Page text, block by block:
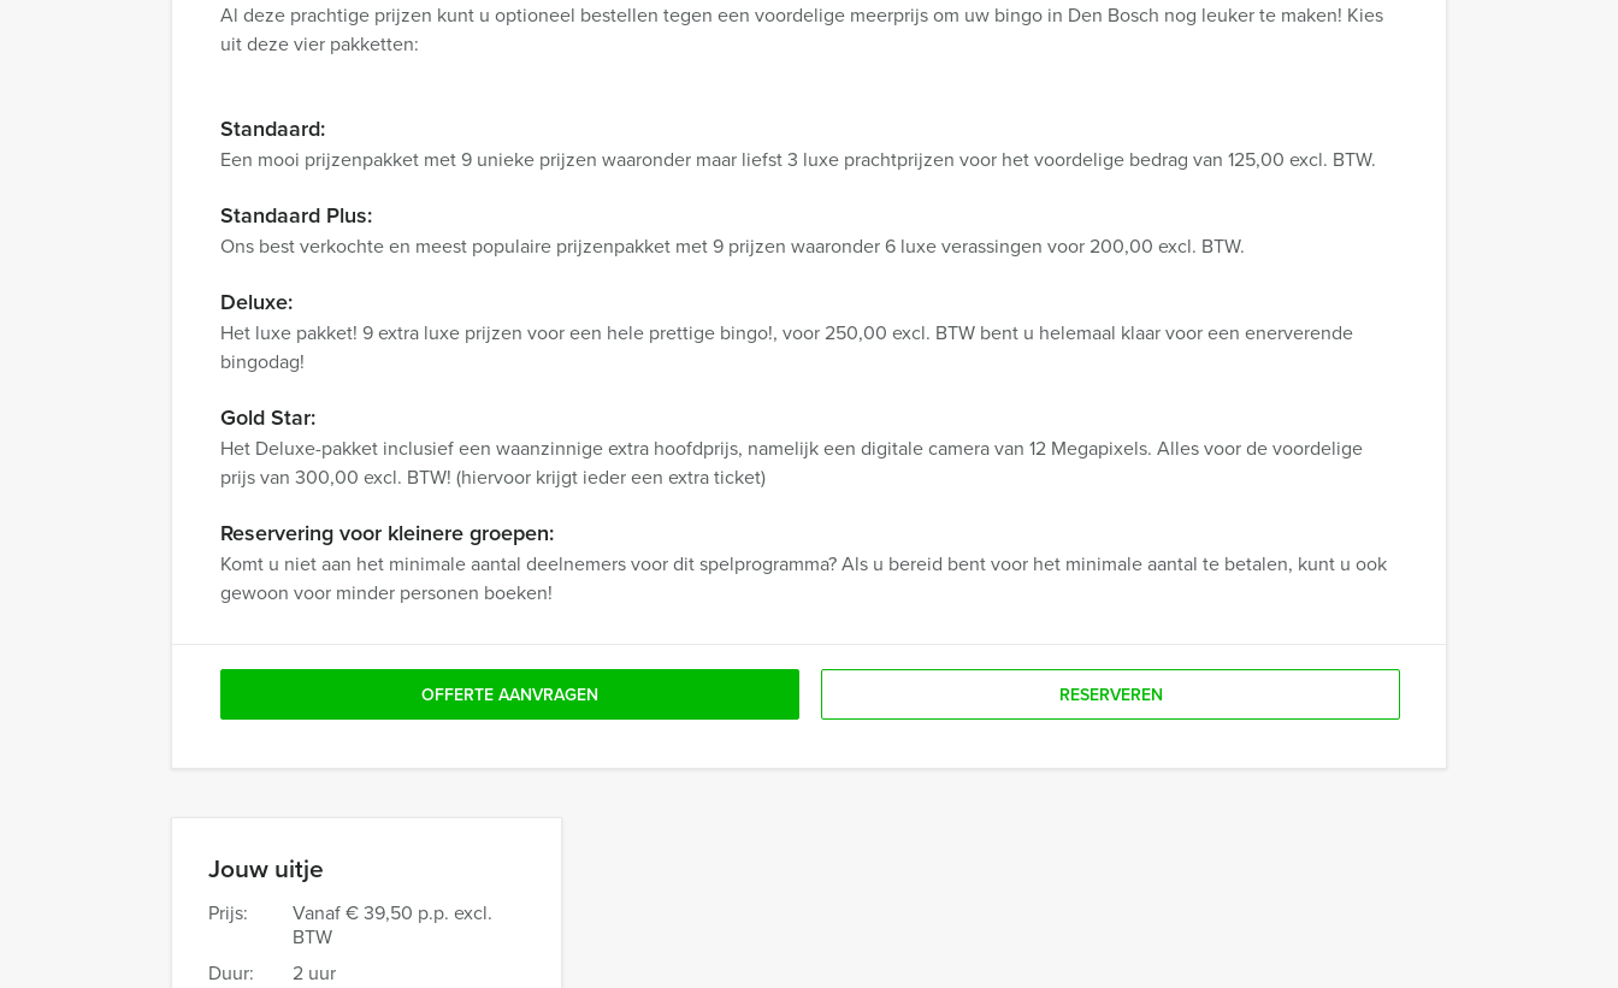
Jouw uitje
Prijs: Vanaf€ 39,50 p.p. excl.
BTW
Duur:
2 uur
Al deze prachtige prijzen kunt u optioneel bestellen tegen een voordelige meerprijs om uw bingo in Den Bosch nog leuker te maken! Kies
uit deze vier pakketten:
Standaard:
Een mooi prijzenpakket met 9 unieke prijzen waaronder maar liefst 3 luxe prachtprijzen voor het voordelige bedrag van 125,00 excl. BTW.
Standaard Plus:
Ons best verkochte en meest populaire prijzenpakket met 9 prijzen waaronder 6 luxe verassingen voor 200,00 excl. BTW.
Deluxe:
Het luxe pakket! 9 extra luxe prijzen voor een hele prettige bingo!, voor 250,00 excl. BTW bent u helemaal klaar voor een enerverende
bingodag!
Gold Star:
Het Deluxe-pakket inclusief een waanzinnige extra hoofdprijs, namelijk een digitale camera van 12 Megapixels. Alles voor de voordelige
prijs van 300,00 excl. BTW! (hiervoor krijgt ieder een extra ticket)
Reservering voor kleinere groepen:
Komt u niet aan het minimale aantal deelnemers voor dit spelprogramma? Als u bereid bent voor het minimale aantal te betalen, kunt u ook
gewoon voor minder personen boeken!
OFFERTE AANVRAGEN RESERVEREN